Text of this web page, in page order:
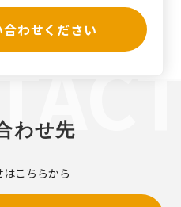
わせください
わせ先
こちらから